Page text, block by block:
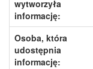
wytworzyła
informację:
Osoba, która
udostępnia
informację: